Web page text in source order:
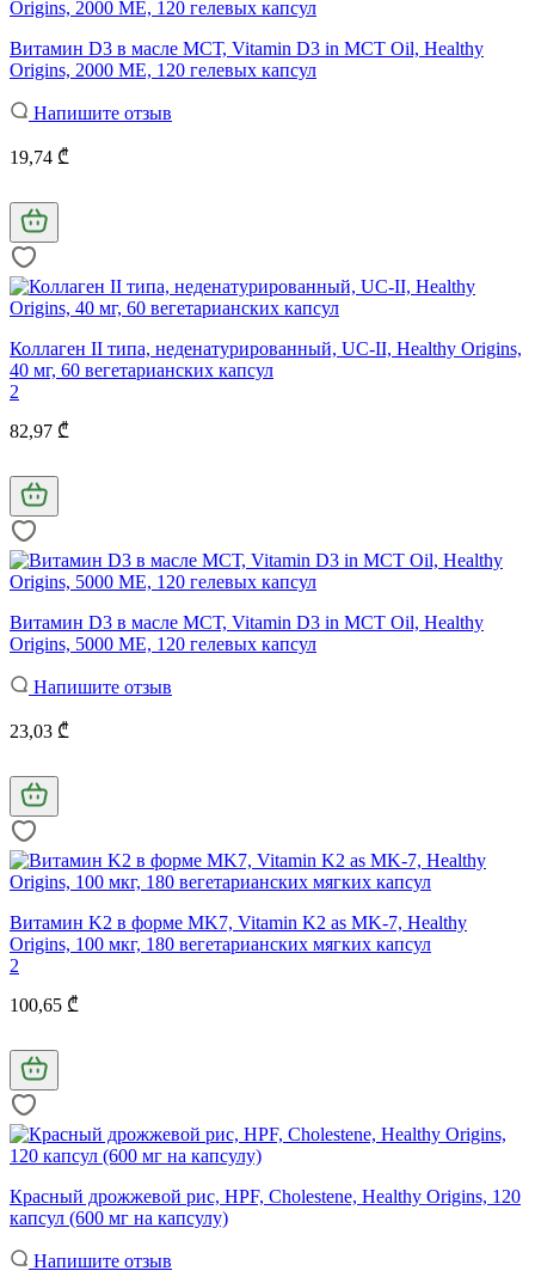
Витамин D3 в масле МСТ, Vitamin D3 in MCT Oil, Healthy
Origins, 2000 МЕ, 120 гелевых капсул
Напишите отзыв
19,74 ₾
Коллаген II типа, неденатурированный, UC-II, Healthy Origins,
40 мг, 60 вегетарианских капсул
2
82,97 ₾
Витамин D3 в масле МСТ, Vitamin D3 in MCT Oil, Healthy
Origins, 5000 МЕ, 120 гелевых капсул
Напишите отзыв
23,03 ₾
Витамин K2 в форме MK7, Vitamin K2 as MK-7, Healthy
Origins, 100 мкг, 180 вегетарианских мягких капсул
2
100,65 ₾
Красный дрожжевой рис, HPF, Cholestene, Healthy Origins, 120
капсул (600 мг на капсулу)
Напишите отзыв